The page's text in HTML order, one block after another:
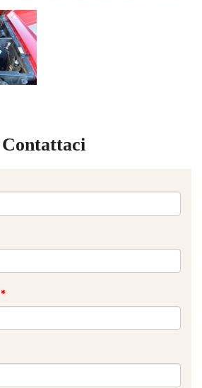
Contattaci
*